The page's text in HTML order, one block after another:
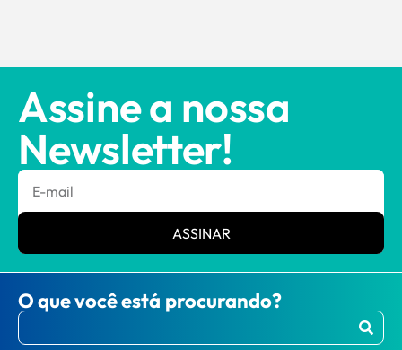
Assine a nossa
Newsletter!
ASSINAR
O que você está procurando?